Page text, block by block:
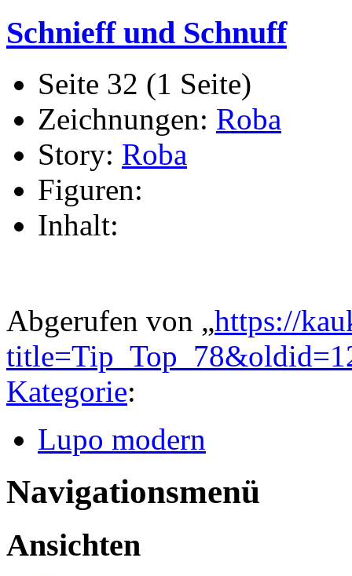
Schnieff und Schnuff
Seite 32 (1 Seite)
Zeichnungen: Roba
Story: Roba
Figuren:
Inhalt:
Abgerufen von „https://
Kategorie:
Lupo modern
Navigationsmenü
Ansichten